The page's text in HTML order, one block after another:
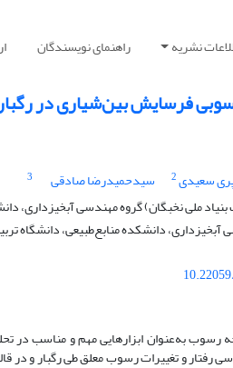
نشریه راهنمای نویسندگان
فرسایش بین‌شیاری در
سعیدی2 سیدحمیدرضا صادقی
3
ملی نخبگان) گروه مهندسی آبخیزداری،
دانشکده منابع‌طبیعی، دانشگاه
به‌عنوان ابزارهایی مهم و مناسب در
رفتار و تغییرات رسوب معلق طی رگبار و در